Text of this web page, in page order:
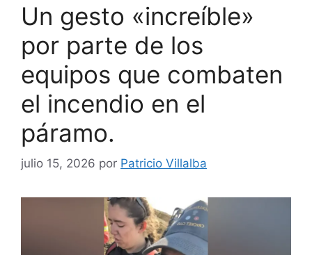
Un gesto «increíble»
por parte de los
equipos que combaten
el incendio en el
páramo.
julio 15, 2026 por Patricio Villalba